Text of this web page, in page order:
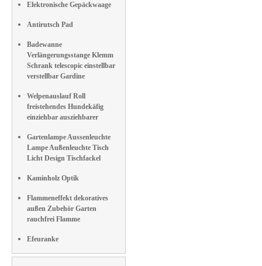
Elektronische Gepäckwaage
Antirutsch Pad
Badewanne
Verlängerungsstange Klemm
Schrank telescopic einstellbar
verstellbar Gardine
Welpenauslauf Roll
freistehendes Hundekäfig
einziehbar ausziehbarer
Gartenlampe Aussenleuchte
Lampe Außenleuchte Tisch
Licht Design Tischfackel
Kaminholz Optik
Flammeneffekt dekoratives
außen Zubehör Garten
rauchfrei Flamme
Efeuranke